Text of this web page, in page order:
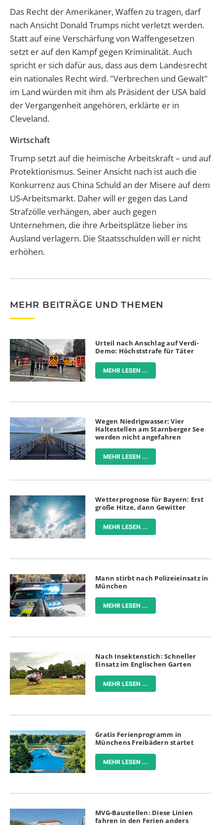
Das Recht der Amerikaner, Waffen zu tragen, darf
nach Ansicht Donald Trumps nicht verletzt werden.
Statt auf eine Verschärfung von Waffengesetzen
setzt er auf den Kampf gegen Kriminalität. Auch
spricht er sich dafür aus, dass aus dem Landesrecht
ein nationales Recht wird. "Verbrechen und Gewalt"
im Land würden mit ihm als Präsident der USA bald
der Vergangenheit angehören, erklärte er in
Cleveland.
Wirtschaft
Trump setzt auf die heimische Arbeitskraft – und auf
Protektionismus. Seiner Ansicht nach ist auch die
Konkurrenz aus China Schuld an der Misere auf dem
US-Arbeitsmarkt. Daher will er gegen das Land
Strafzölle verhängen, aber auch gegen
Unternehmen, die ihre Arbeitsplätze lieber ins
Ausland verlagern. Die Staatsschulden will er nicht
erhöhen.
MEHR BEITRÄGE UND THEMEN
Urteil nach Anschlag auf Verdi-
Demo: Höchststrafe für Täter
MEHR LESEN ...
Wegen Niedrigwasser: Vier
Haltestellen am Starnberger See
werden nicht angefahren
MEHR LESEN ...
Wetterprognose für Bayern: Erst
große Hitze, dann Gewitter
MEHR LESEN ...
Mann stirbt nach Polizeieinsatz in
München
MEHR LESEN ...
Nach Insektenstich: Schneller
Einsatz im Englischen Garten
MEHR LESEN ...
Gratis Ferienprogramm in
Münchens Freibädern startet
MEHR LESEN ...
MVG-Baustellen: Diese Linien
fahren in den Ferien anders